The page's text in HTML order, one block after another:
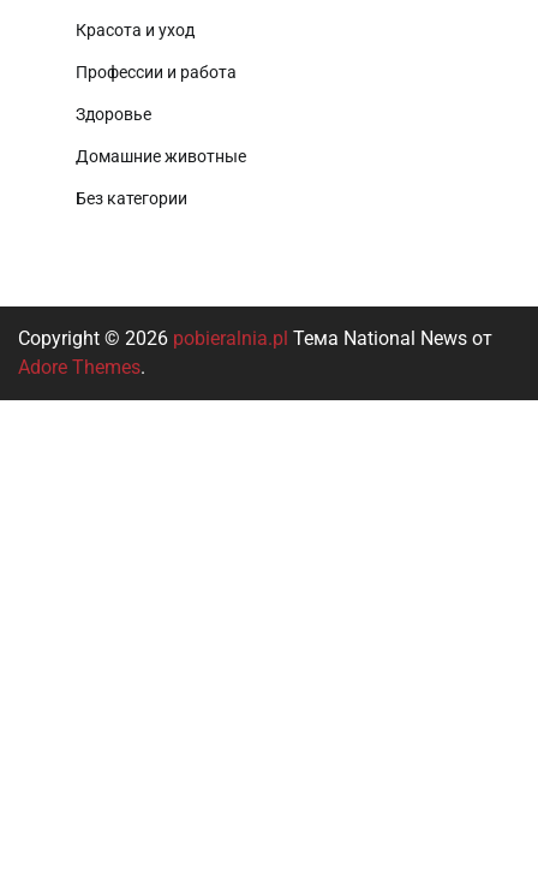
Красота и уход
Профессии и работа
Здоровье
Домашние животные
Без категории
Copyright © 2026 pobieralnia.pl Тема National News от
Adore Themes.